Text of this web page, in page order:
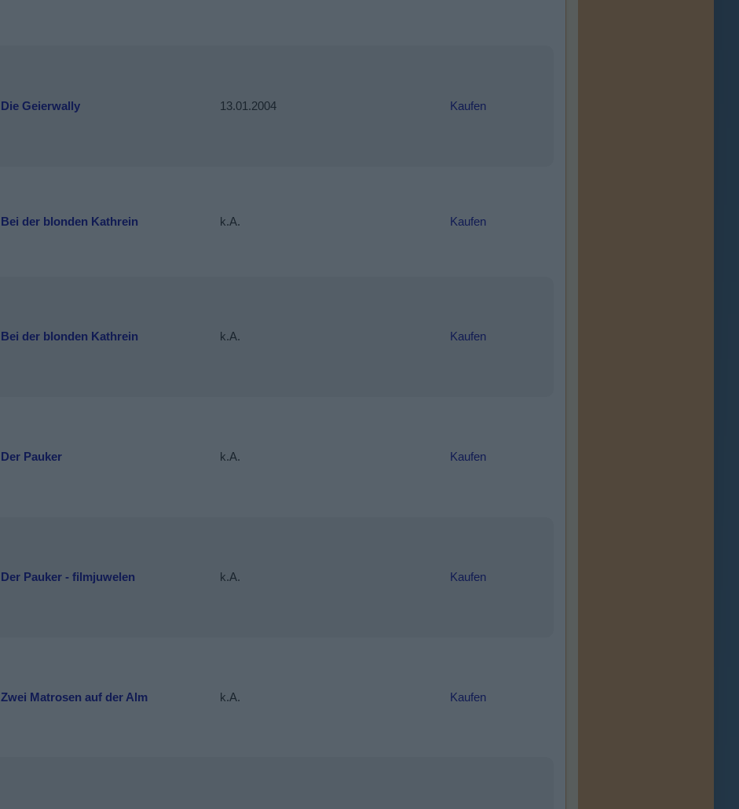
Die Geierwally 13.01.2004 Kaufen
Bei der blonden Kathrein k.A. Kaufen
Bei der blonden Kathrein k.A. Kaufen
Der Pauker k.A. Kaufen
Der Pauker - filmjuwelen k.A. Kaufen
Zwei Matrosen auf der Alm k.A. Kaufen